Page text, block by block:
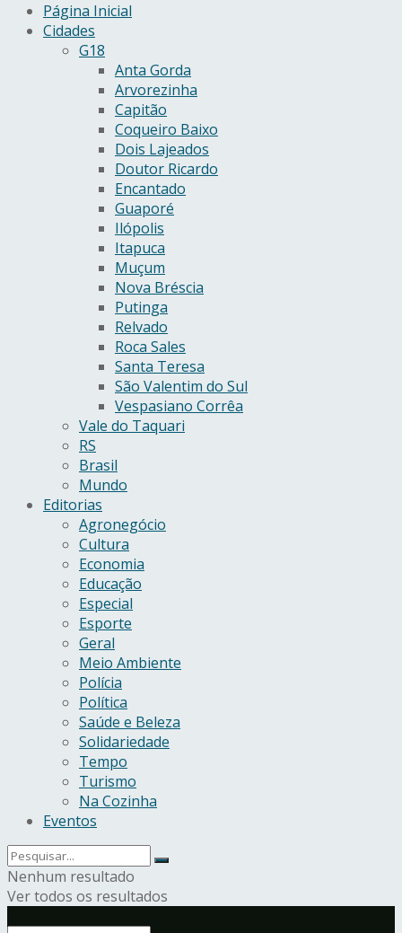
Página Inicial
Cidades
G18
Anta Gorda
Arvorezinha
Capitão
Coqueiro Baixo
Dois Lajeados
Doutor Ricardo
Encantado
Guaporé
Ilópolis
Itapuca
Muçum
Nova Bréscia
Putinga
Relvado
Roca Sales
Santa Teresa
São Valentim do Sul
Vespasiano Corrêa
Vale do Taquari
RS
Brasil
Mundo
Editorias
Agronegócio
Cultura
Economia
Educação
Especial
Esporte
Geral
Meio Ambiente
Polícia
Política
Saúde e Beleza
Solidariedade
Tempo
Turismo
Na Cozinha
Eventos
Nenhum resultado
Ver todos os resultados